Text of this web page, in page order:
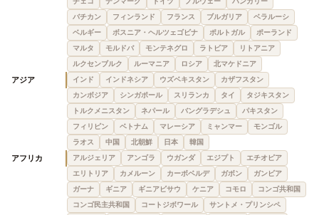
バチカン
フィンランド フランス ブルガリア
ベラルーシ
ベルギー
ボスニア・ヘルツェゴビナ ポルトガル
ポーランド
マルタ
モルドバ モンテネグロ ラトビア
リトアニア
ルクセンブルク
ルーマニア ロシア 北マケドニア
アジア インド インドネシア ウズベキスタン
カザフスタン
カンボジア
シンガポール スリランカ タイ
タジキスタン
トルクメニスタン
ネパール バングラデシュ
パキスタン
フィリピン
ベトナム マレーシア ミャンマー
モンゴル
ラオス
中国 北朝鮮 日本 韓国
アフリカ アルジェリア アンゴラ ウガンダ エジプト
エチオピア
エリトリア
カメルーン カーボベルデ ガボン
ガンビア
ガーナ
ギニア ギニアビサウ ケニア コモロ
コンゴ共和国
コンゴ民主共和国
コートジボワール
サントメ・プリンシペ